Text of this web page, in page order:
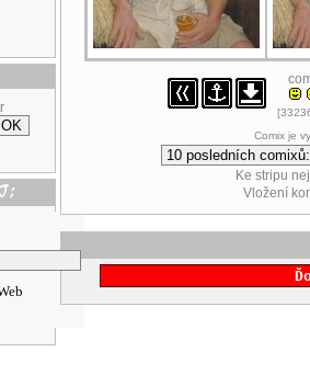
Comix je
Ke stripu
Vložení